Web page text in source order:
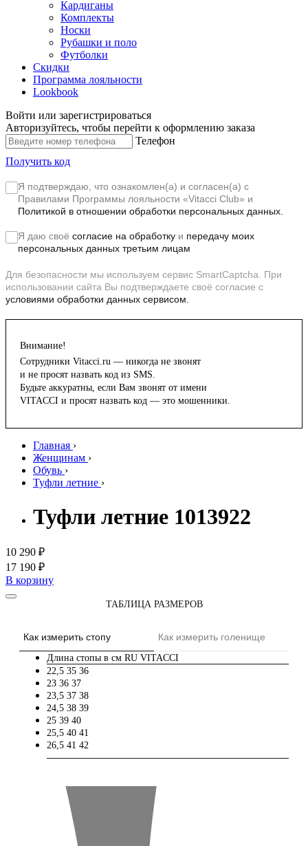
Кардиганы
Комплекты
Носки
Рубашки и поло
Футболки
Скидки
Программа лояльности
Lookbook
Войти или зарегистрироваться
Авторизуйтесь, чтобы перейти к оформлению заказа
Телефон
Получить код
Я подтверждаю, что ознакомлен(а) и согласен(а) с
Правилами Программы лояльности «Vitacci Club» и
Политикой в отношении обработки персональных данных.
Я даю своё согласие на обработку и передачу моих
персональных данных третьим лицам
Для безопасности мы используем сервис SmartCaptcha. При
использовании сайта Вы подтверждаете своё согласие с
условиями обработки данных сервисом.
Внимание!
Сотрудники Vitacci.ru — никогда не звонят
и не просят назвать код из SMS.
Будьте аккуратны, если Вам звонят от имени
VITACCI и просят назвать код — это мошенники.
Главная ›
Женщинам ›
Обувь ›
Туфли летние ›
Туфли летние 1013922
10 290 ₽
17 190 ₽
В корзину
ТАБЛИЦА РАЗМЕРОВ
Как измерить стопу Как измерить голенище
Длина стопы в см RU VITACCI
22,5 35 36
23 36 37
23,5 37 38
24,5 38 39
25 39 40
25,5 40 41
26,5 41 42